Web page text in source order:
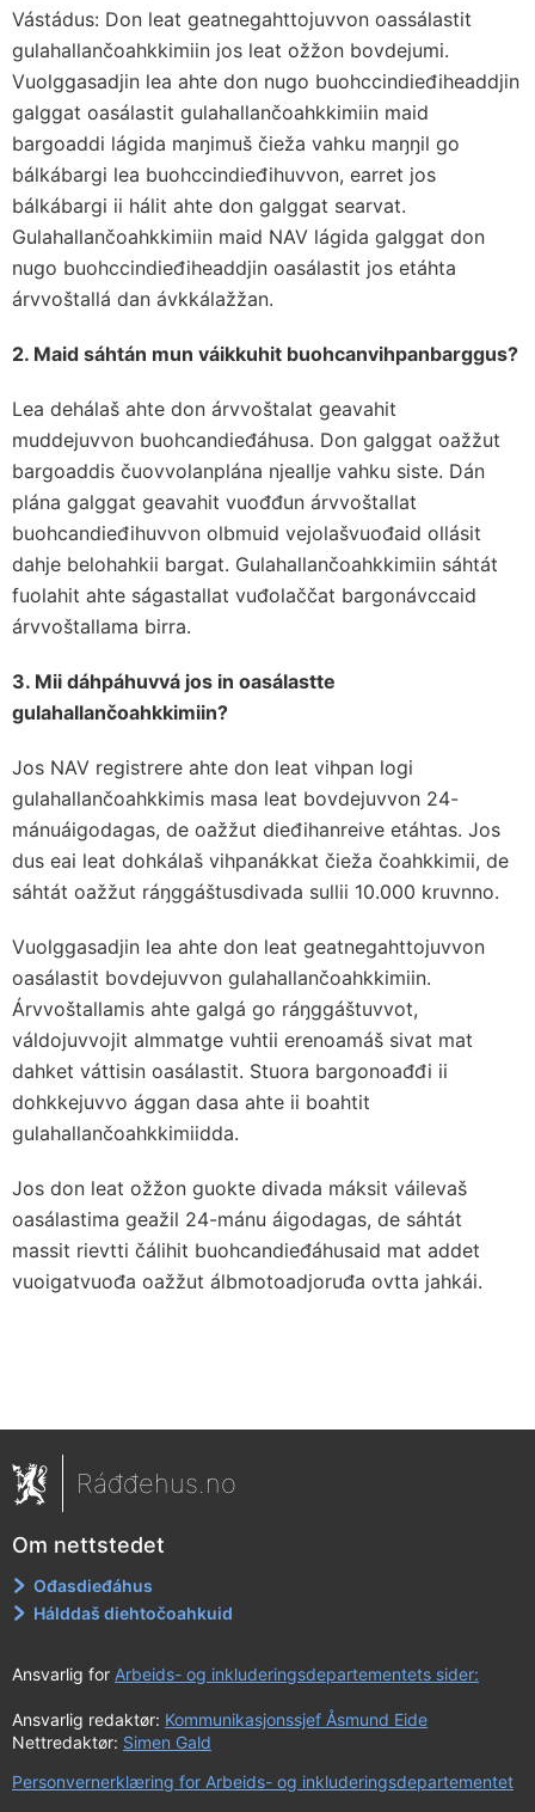
Vástádus: Don leat geatnegahttojuvvon oassálastit
gulahallančoahkkimiin jos leat ožžon bovdejumi.
Vuolggasadjin lea ahte don nugo buohccindieđiheaddjin
galggat oasálastit gulahallančoahkkimiin maid
bargoaddi lágida maŋimuš čieža vahku maŋŋil go
bálkábargi lea buohccindieđihuvvon, earret jos
bálkábargi ii hálit ahte don galggat searvat.
Gulahallančoahkkimiin maid NAV lágida galggat don
nugo buohccindieđiheaddjin oasálastit jos etáhta
árvvoštallá dan ávkkálažžan.
2. Maid sáhtán mun váikkuhit buohcanvihpanbarggus?
Lea dehálaš ahte don árvvoštalat geavahit
muddejuvvon buohcandieđáhusa. Don galggat oažžut
bargoaddis čuovvolanplána njeallje vahku siste. Dán
plána galggat geavahit vuođđun árvvoštallat
buohcandieđihuvvon olbmuid vejolašvuođaid ollásit
dahje belohahkii bargat. Gulahallančoahkkimiin sáhtát
fuolahit ahte ságastallat vuđolaččat bargonávccaid
árvvoštallama birra.
3. Mii dáhpáhuvvá jos in oasálastte
gulahallančoahkkimiin?
Jos NAV registrere ahte don leat vihpan logi
gulahallančoahkkimis masa leat bovdejuvvon 24-
mánuáigodagas, de oažžut dieđihanreive etáhtas. Jos
dus eai leat dohkálaš vihpanákkat čieža čoahkkimii, de
sáhtát oažžut ráŋggáštusdivada sullii 10.000 kruvnno.
Vuolggasadjin lea ahte don leat geatnegahttojuvvon
oasálastit bovdejuvvon gulahallančoahkkimiin.
Árvvoštallamis ahte galgá go ráŋggáštuvvot,
váldojuvvojit almmatge vuhtii erenoamáš sivat mat
dahket váttisin oasálastit. Stuora bargonoađđi ii
dohkkejuvvo ággan dasa ahte ii boahtit
gulahallančoahkkimiidda.
Jos don leat ožžon guokte divada máksit váilevaš
oasálastima geažil 24-mánu áigodagas, de sáhtát
massit rievtti čálihit buohcandieđáhusaid mat addet
vuoigatvuođa oažžut álbmotoadjoruđa ovtta jahkái.
Ráđđehus.no
Om nettstedet
Ođasdieđáhus
Hálddaš diehtočoahkuid
Ansvarlig for Arbeids- og inkluderingsdepartementets sider:
Ansvarlig redaktør: Kommunikasjonssjef Åsmund Eide
Nettredaktør: Simen Gald
Personvernerklæring for Arbeids- og inkluderingsdepartementet